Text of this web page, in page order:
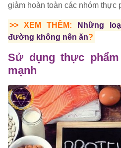
giảm hoàn toàn các nhóm thực
>> XEM THÊM:
Những
đường không nên ăn?
Sử dụng thực
mạnh